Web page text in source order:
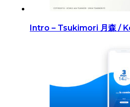
Intro – Tsukimori 月森 /